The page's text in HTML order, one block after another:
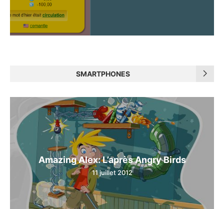
SMARTPHONES
Amazing Alex: L’après Angry Birds
11 juillet 2012